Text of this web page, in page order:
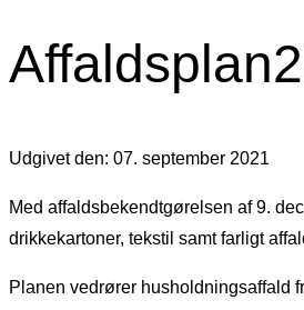
Udgivet den: 07. september 2021
Med affaldsbekendtgørelsen af 9.
drikkekartoner, tekstil samt farligt
Planen vedrører husholdningsaffald